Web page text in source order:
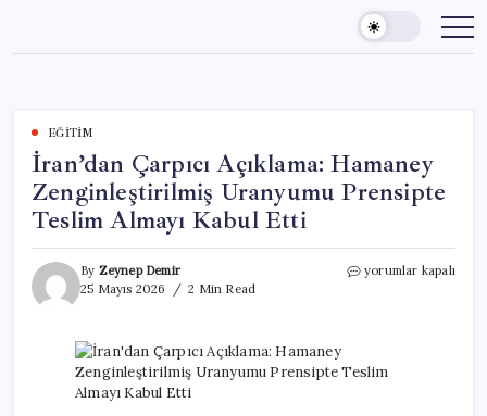
content
EĞITIM
İran’dan Çarpıcı Açıklama: Hamaney
Zenginleştirilmiş Uranyumu Prensipte
Teslim Almayı Kabul Etti
By Zeynep Demir
25 Mayıs 2026
2 Min Read
İran’dan
Prensipte
yorumlar kapalı